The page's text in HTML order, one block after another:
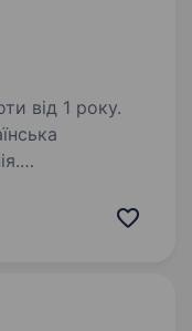
від 1 року.
Груп»